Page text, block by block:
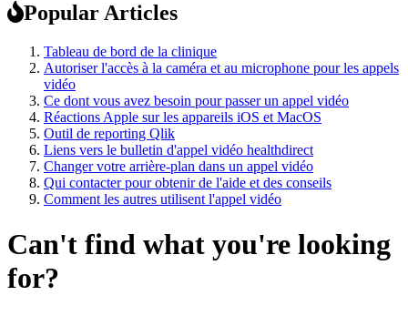
Popular Articles
Tableau de bord de la clinique
Autoriser l'accès à la caméra et au microphone pour les appels
vidéo
Ce dont vous avez besoin pour passer un appel vidéo
Réactions Apple sur les appareils iOS et MacOS
Outil de reporting Qlik
Liens vers le bulletin d'appel vidéo healthdirect
Changer votre arrière-plan dans un appel vidéo
Qui contacter pour obtenir de l'aide et des conseils
Comment les autres utilisent l'appel vidéo
Can't find what you're looking
for?